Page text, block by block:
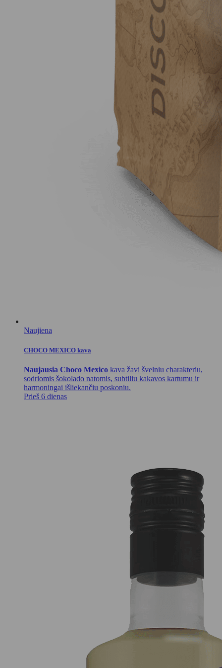
Naujiena
CHOCO MEXICO kava
Naujausia Choco Mexico kava žavi švelniu charakteriu,
sodriomis šokolado natomis, subtiliu kakavos kartumu ir
harmoningai išliekančiu poskoniu.
Prieš 6 dienas